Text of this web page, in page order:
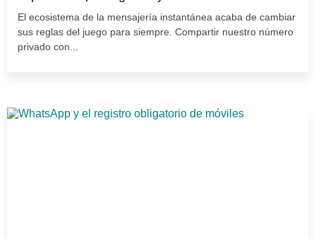
El ecosistema de la mensajería instantánea acaba de cambiar
sus reglas del juego para siempre. Compartir nuestro número
privado con...